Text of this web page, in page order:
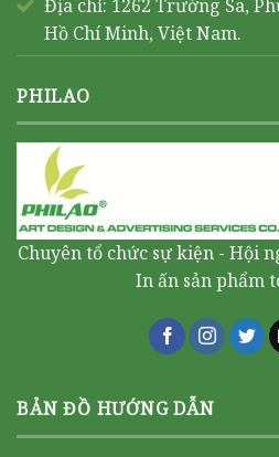
Địa chỉ: 1262 Trường Sa,
Hồ Chí Minh, Việt Nam.
PHILAO
Chuyên tổ chức sự kiện - Hội
In ấn sản phẩm
BẢN ĐỒ HƯỚNG DẪN